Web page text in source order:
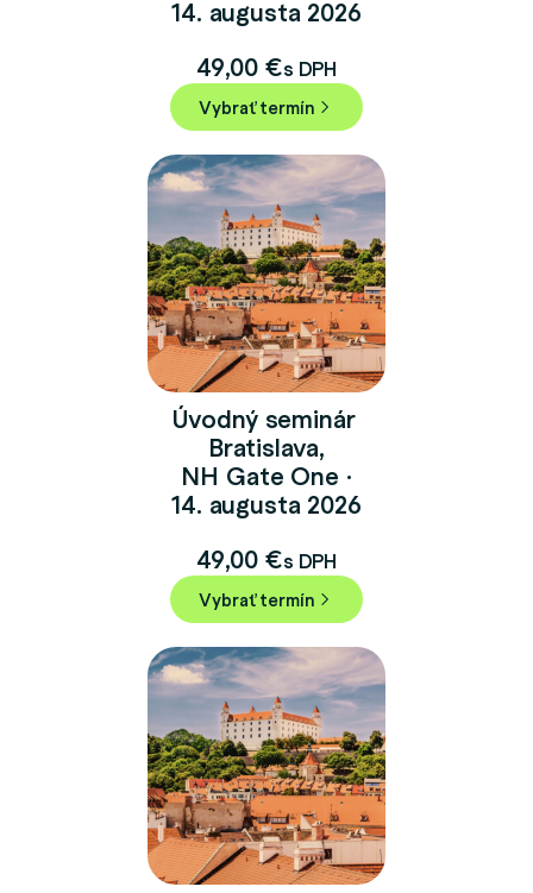
14. augusta 2026
49,00 €s DPH
Vybrať termín
Úvodný seminár
Bratislava,
NH Gate One ·
14. augusta 2026
49,00 €s DPH
Vybrať termín